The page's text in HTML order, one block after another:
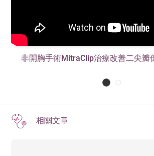
非開胸手術MitraClip治療改善二尖瓣
相關文章